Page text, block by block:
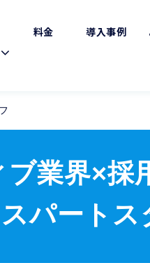
料金 導入事例
業界×採
パートス